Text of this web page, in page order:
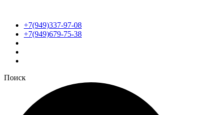
+7(949)337-97-08
+7(949)679-75-38
Поиск